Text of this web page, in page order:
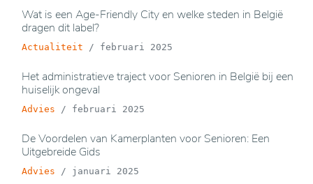
Wat is een Age-Friendly City en welke steden in België
dragen dit label?
Actualiteit / februari 2025
Het administratieve traject voor Senioren in België bij een
huiselijk ongeval
Advies / februari 2025
De Voordelen van Kamerplanten voor Senioren: Een
Uitgebreide Gids
Advies / januari 2025